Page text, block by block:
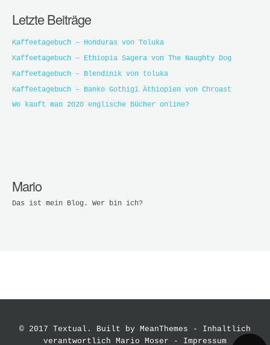
Letzte Beiträge
Kaffeetagebuch – Honduras von Toluka
Kaffeetagebuch – Ethiopia Sagera von The Naughty Dog
Kaffeetagebuch – Blendinik von toluka
Kaffeetagebuch – Banko Gothigi Äthiopien von Chroast
Wo kauft man 2020 englische Bücher online?
Mario
Das ist mein Blog. Wer bin ich?
© 2017 Textual. Built by MeanThemes - Inhaltlich
verantwortlich Mario Moser - Impressum